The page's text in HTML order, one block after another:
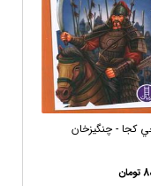
كجا - چنگيزخان